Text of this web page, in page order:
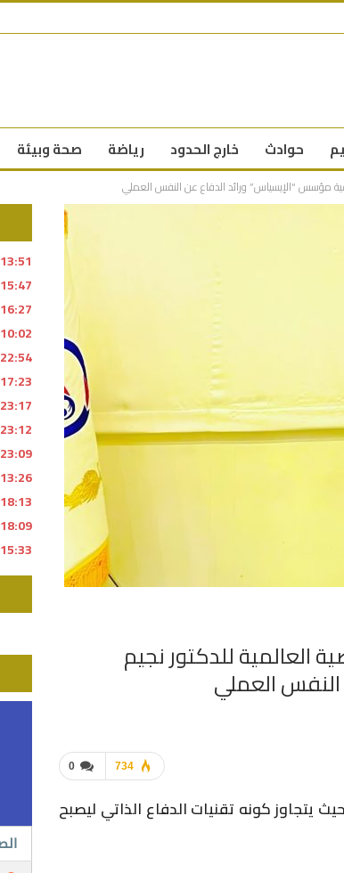
حوادث خارج الحدود رياضة صحة وبيئة
مؤسس “الإيسياس” ورائد الدفاع عن النفس العملي
العالمية للدكتور نجيم
العملي
0 734
يتجاوز كونه تقنيات الدفاع الذاتي ليصبح
13:51
15:47
16:27
10:02
22:54
17:23
23:17
23:12
23:09
13:26
18:13
18:09
15:33